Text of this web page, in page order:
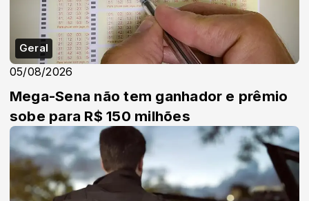
Geral
05/08/2026
Mega-Sena não tem ganhador e prêmio
sobe para R$ 150 milhões